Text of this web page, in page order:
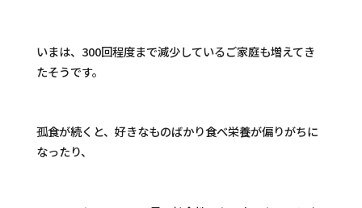
いまは、300回程度まで減少しているご家庭も増えてき
たそうです。
孤食が続くと、好きなものばかり食べ栄養が偏りがちに
なったり、